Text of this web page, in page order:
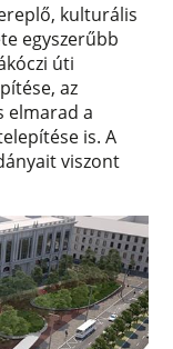
kulturális
egyszerűbb
úti
az
elmarad a
is. A
viszont